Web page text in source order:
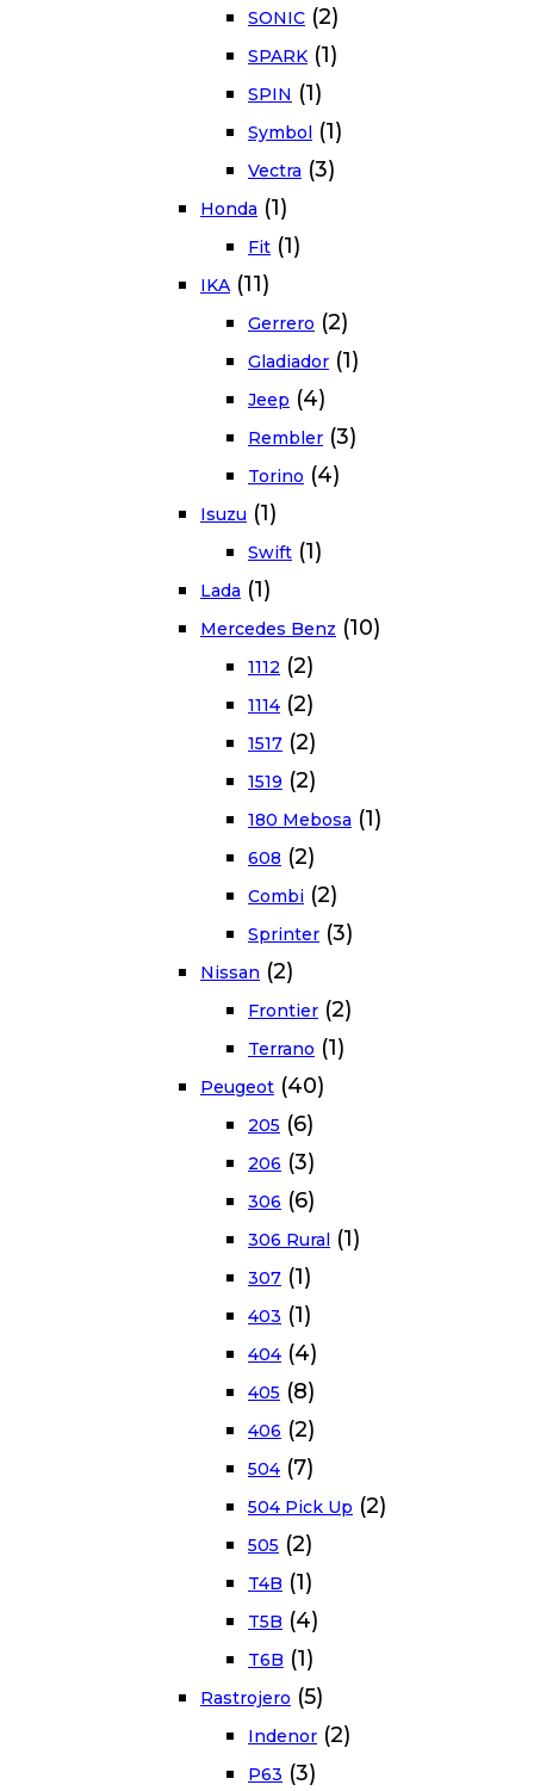
SONIC (2)
SPARK (1)
SPIN (1)
Symbol (1)
Vectra (3)
Honda (1)
Fit (1)
IKA (11)
Gerrero (2)
Gladiador (1)
Jeep (4)
Rembler (3)
Torino (4)
Isuzu (1)
Swift (1)
Lada (1)
Mercedes Benz (10)
1112 (2)
1114 (2)
1517 (2)
1519 (2)
180 Mebosa (1)
608 (2)
Combi (2)
Sprinter (3)
Nissan (2)
Frontier (2)
Terrano (1)
Peugeot (40)
205 (6)
206 (3)
306 (6)
306 Rural (1)
307 (1)
403 (1)
404 (4)
405 (8)
406 (2)
504 (7)
504 Pick Up (2)
505 (2)
T4B (1)
T5B (4)
T6B (1)
Rastrojero (5)
Indenor (2)
P63 (3)